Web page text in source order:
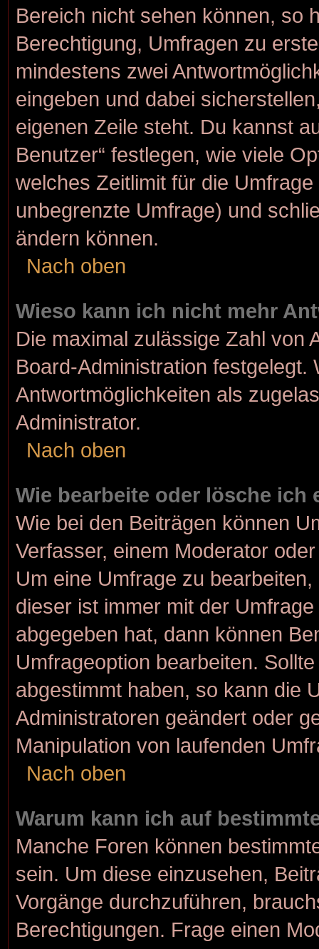
Bereich nicht sehen können, so
Berechtigung, Umfragen zu
mindestens zwei
eingeben und dabei
eigenen Zeile steht. Du kannst
Benutzer“ festlegen, wie viele
welches Zeitlimit für die
unbegrenzte Umfrage) und
ändern können.
Nach oben
Wieso kann ich nicht mehr
Die maximal zulässige Zahl von
Board-Administration festgelegt.
Antwortmöglichkeiten als
Administrator.
Nach oben
Wie bearbeite oder lösche ich
Wie bei den Beiträgen können
Verfasser, einem Moderator
Um eine Umfrage zu
dieser ist immer mit der
abgegeben hat, dann können
Umfrageoption bearbeiten.
abgestimmt haben, so kann die
Administratoren geändert oder
Manipulation von laufenden
Nach oben
Warum kann ich auf
Manche Foren können
sein. Um diese einzusehen,
Vorgänge durchzuführen,
Berechtigungen. Frage einen